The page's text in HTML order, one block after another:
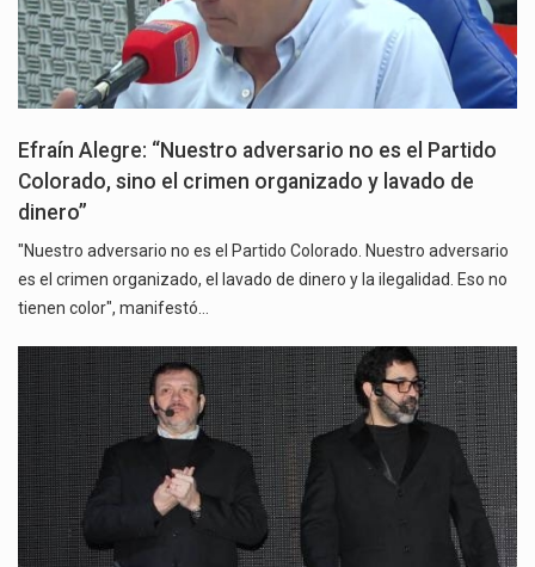
Efraín Alegre: “Nuestro adversario no es el Partido
Colorado, sino el crimen organizado y lavado de
dinero”
"Nuestro adversario no es el Partido Colorado. Nuestro adversario
es el crimen organizado, el lavado de dinero y la ilegalidad. Eso no
tienen color", manifestó…